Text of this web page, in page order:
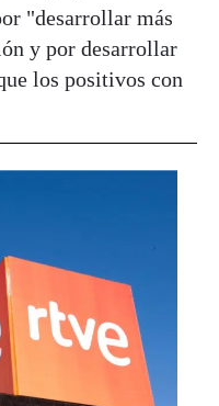
"desarrollar más
y por desarrollar
los positivos con